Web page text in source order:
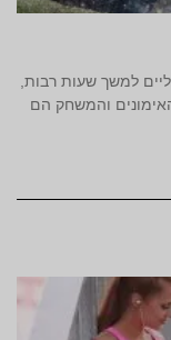
למשך שעות רבות,
והמשחק הם